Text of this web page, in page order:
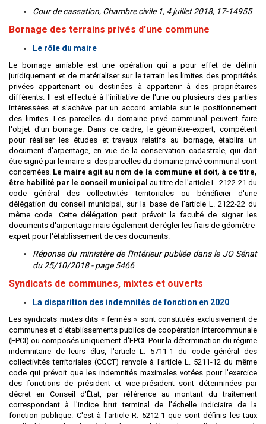
Cour de cassation, Chambre civile 1, 4 juillet 2018, 17-14955
Bornage des terrains privés d'une commune
Le rôle du maire
Le bornage amiable est une opération qui a pour effet de définir
juridiquement et de matérialiser sur le terrain les limites des propriétés
privées appartenant ou destinées à appartenir à des propriétaires
différents. Il est effectué à l'initiative de l'une ou plusieurs des parties
intéressées et s'achève par un accord amiable sur le positionnement
des limites. Les parcelles du domaine privé communal peuvent faire
l'objet d'un bornage. Dans ce cadre, le géomètre-expert, compétent
pour réaliser les études et travaux relatifs au bornage, établira un
document d'arpentage, en vue de la conservation cadastrale, qui doit
être signé par le maire si des parcelles du domaine privé communal sont
concernées. Le maire agit au nom de la commune et doit, à ce titre,
être habilité par le conseil municipal au titre de l'article L. 2122-21 du
code général des collectivités territoriales ou bénéficier d'une
délégation du conseil municipal, sur la base de l'article L. 2122-22 du
même code. Cette délégation peut prévoir la faculté de signer les
documents d'arpentage mais également de régler les frais de géomètre-
expert pour l'établissement de ces documents.
Réponse du ministère de l'Intérieur publiée dans le JO Sénat
du 25/10/2018 - page 5466
Syndicats de communes, mixtes et ouverts
La disparition des indemnités de fonction en 2020
Les syndicats mixtes dits « fermés » sont constitués exclusivement de
communes et d'établissements publics de coopération intercommunale
(EPCI) ou composés uniquement d'EPCI. Pour la détermination du régime
indemnitaire de leurs élus, l'article L. 5711-1 du code général des
collectivités territoriales (CGCT) renvoie à l'article L. 5211-12 du même
code qui prévoit que les indemnités maximales votées pour l'exercice
des fonctions de président et vice-président sont déterminées par
décret en Conseil d'État, par référence au montant du traitement
correspondant à l'indice brut terminal de l'échelle indiciaire de la
fonction publique. C'est à l'article R. 5212-1 que sont définis les taux